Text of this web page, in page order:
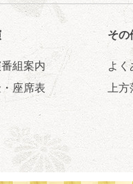
8 月8日（土）
三語のさるごりら落
亭小痴楽 他
6時（5時30分開場）全席指定
円 当日4,000円
FANYチケット 0570-550-
組案内
座席表
その
よく
上